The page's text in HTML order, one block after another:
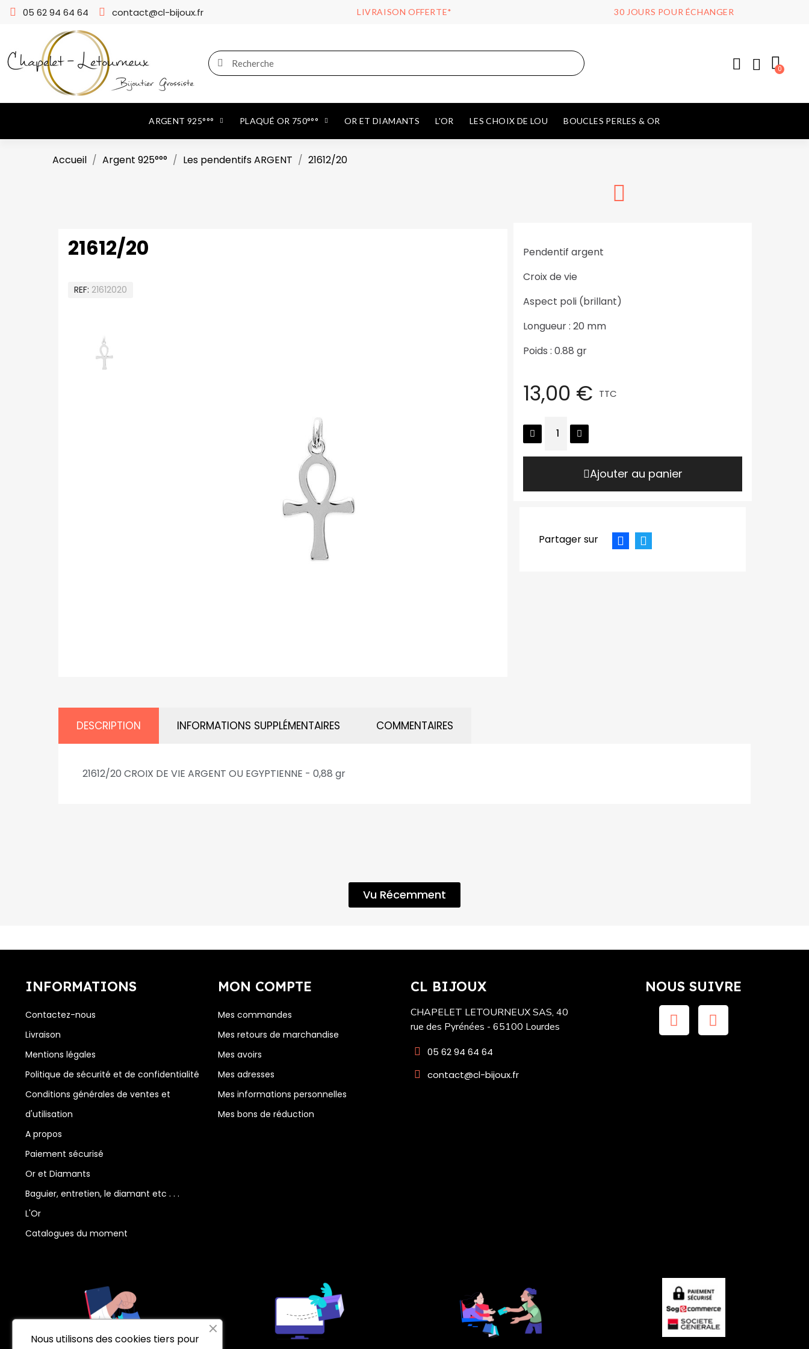
05 62 94 64 64 contact@cl-bijoux.fr LIVRAISON OFFERTE* 30 JOURS POUR ÉCHANGER
ARGENT 925°°° PLAQUÉ OR 750°°° OR ET DIAMANTS L'OR LES CHOIX DE LOU BOUCLES PERLES & OR
Accueil Argent 925°°° Les pendentifs ARGENT 21612/20
21612/20
REF 21612020
Pendentif argent
Croix de vie
Aspect poli (brillant)
Longueur : 20 mm
Poids : 0.88 gr
13,00 € TTC
Ajouter au panier
Partager sur
DESCRIPTION INFORMATIONS SUPPLÉMENTAIRES COMMENTAIRES
21612/20 CROIX DE VIE ARGENT OU EGYPTIENNE - 0,88 gr
Vu Récemment
INFORMATIONS
Contactez-nous
Livraison
Mentions légales
Politique de sécurité et de confidentialité
Conditions générales de ventes et
d'utilisation
A propos
Paiement sécurisé
Or et Diamants
Baguier, entretien, le diamant etc . . .
L'Or
Catalogues du moment
MON COMPTE
Mes commandes
Mes retours de marchandise
Mes avoirs
Mes adresses
Mes informations personnelles
Mes bons de réduction
CL BIJOUX
CHAPELET LETOURNEUX SAS, 40
rue des Pyrénées - 65100 Lourdes
05 62 94 64 64
contact@cl-bijoux.fr
NOUS SUIVRE
Nous utilisons des cookies tiers pour